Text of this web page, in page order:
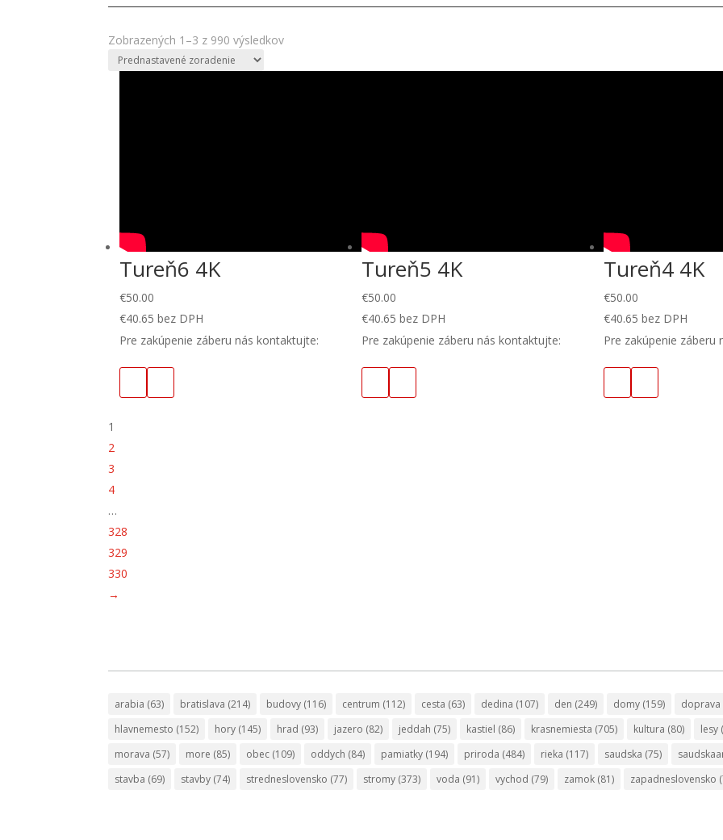
Zobrazených 1–3 z 990 výsledkov
Tureň6 4K
€50.00
€40.65 bez DPH
Pre zakúpenie záberu nás kontaktujte:
Tureň5 4K
€50.00
€40.65 bez DPH
Pre zakúpenie záberu nás kontaktujte:
Tureň4 4K
€50.00
€40.65 bez DPH
Pre zakúpenie záberu
1
2
3
4
…
328
329
330
→
arabia (63) bratislava (214) budovy (116) centrum (112) cesta (63) dedina (107) den (249) domy (159) doprava
hlavnemesto (152) hory (145) hrad (93) jazero (82) jeddah (75) kastiel (86) krasnemiesta (705) kultura (80) lesy
morava (57) more (85) obec (109) oddych (84) pamiatky (194) priroda (484) rieka (117) saudska (75)
stavba (69) stavby (74) stredneslovensko (77) stromy (373) voda (91) vychod (79) zamok (81) zapadneslovensko